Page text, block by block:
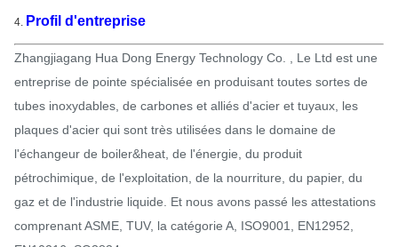
4. Profil d'entreprise
Zhangjiagang Hua Dong Energy Technology Co. , Le Ltd est une
entreprise de pointe spécialisée en produisant toutes sortes de
tubes inoxydables, de carbones et alliés d'acier et tuyaux, les
plaques d'acier qui sont très utilisées dans le domaine de
l'échangeur de boiler&heat, de l'énergie, du produit
pétrochimique, de l'exploitation, de la nourriture, du papier, du
gaz et de l'industrie liquide. Et nous avons passé les attestations
comprenant ASME, TUV, la catégorie A, ISO9001, EN12952,